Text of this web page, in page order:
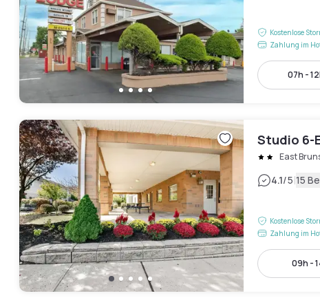
Kostenlose
Zahlung im
07h -
Studio 6-
East
4.1/5|15
Kostenlose
Zahlung im
09h -